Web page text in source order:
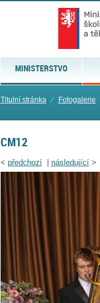
MINISTERSTVO
Titulní stránka ⁄ Fotogalerie
CM12
< předchozí| následující>